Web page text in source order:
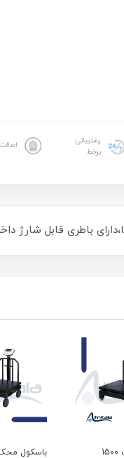
پشتیبانی
برخط
باسکول محک 1500